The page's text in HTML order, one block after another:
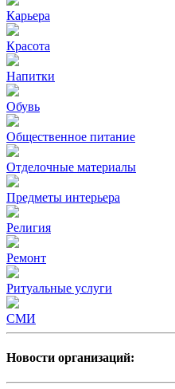
Карьера
Красота
Напитки
Обувь
Общественное питание
Отделочные материалы
Предметы интерьера
Религия
Ремонт
Ритуальные услуги
СМИ
Новости организаций: